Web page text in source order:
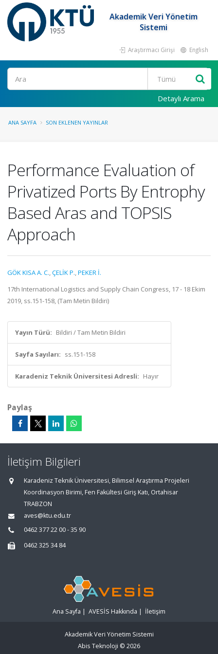
Akademik Veri Yönetim
Sistemi
Araştırmacı Girişi English
Ara
Detaylı Arama
ANA SAYFA SON EKLENEN YAYINLAR
Performance Evaluation of
Privatized Ports By Entrophy
Based Aras and TOPSIS
Approach
GÖK KISA A. C.,ÇELİK P.,PEKER İ.
17th International Logistics and Supply Chain Congress, 17 - 18 Ekim
2019, ss.151-158, (Tam Metin Bildiri)
Yayın Türü: Bildiri / Tam Metin Bildiri
Sayfa Sayıları: ss.151-158
Karadeniz Teknik Üniversitesi Adresli: Hayır
Paylaş
İletişim Bilgileri
Karadeniz Teknik Üniversitesi, Bilimsel Araştırma Projeleri
Koordinasyon Birimi, Fen Fakültesi Giriş Katı, Ortahisar
TRABZON
aves@ktu.edu.tr
0462 377 22 00 - 35 90
0462 325 34 84
Ana Sayfa | AVESİS Hakkında | İletişim
Akademik Veri Yönetim Sistemi
Abis Teknoloji © 2026